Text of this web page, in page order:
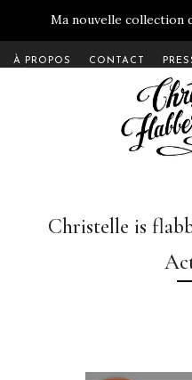
Ma nouvelle collection
À PROPOS CONTACT
Christelle is